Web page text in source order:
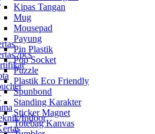
Kipas Tangan
Mug
Mousepad
Payung
Pin Plastik
Pop Socket
Puzzle
Plastik Eco Friendly
Spunbond
Standing Karakter
Sticker Magnet
Totebag Kanvas
/pcs
Indoor